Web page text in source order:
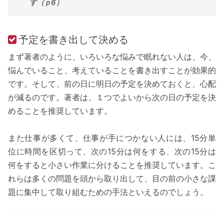
す（ｐ6）
予定を書き出して決める
まず著者のように、いろいろな悩みで眠れない人は、今、
悩んでいること、考えていることを書き出すことが効果的
です。そして、前の日に明日の予定を決めておくと、心配
が減るのです。著者は、１つでよいから次の日の予定を決
めることを推奨しています。
また仕事が多くて、仕事が手につかない人には、15分単
位に時間を区切って、次の15分は何をする、次の15分は
何をすると小さい作業に分けることを推奨しています。こ
れらは多くの問題を頭から取り出して、目の前の小さな課
題に集中して取り組むための手法といえるのでしょう。